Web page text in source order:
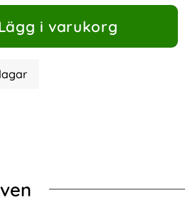
i varukorg